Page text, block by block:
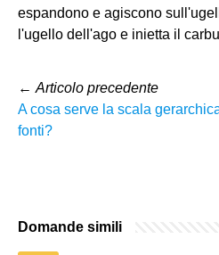
espandono e agiscono
l'ugello dell'ago e inietta il
← Articolo precedente
A cosa serve la scala
fonti?
Domande simili